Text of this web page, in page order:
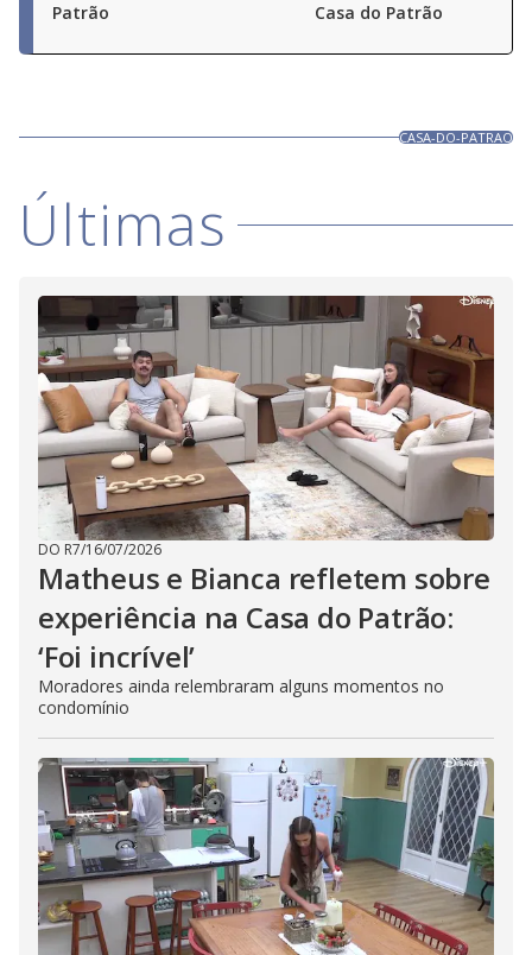
Patrão
Casa do Patrão
CASA-DO-PATRAO
Últimas
DO R7/16/07/2026
Matheus e Bianca refletem sobre
experiência na Casa do Patrão:
‘Foi incrível’
Moradores ainda relembraram alguns momentos no
condomínio